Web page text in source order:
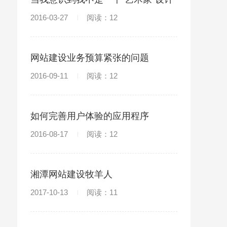
师
2016-03-27 阅读：12
网站建设业务预算紧张的问题
2016-09-11 阅读：12
如何完善用户体验的应用程序
2016-08-17 阅读：12
湘潭网站建设牧羊人
2017-10-13 阅读：11